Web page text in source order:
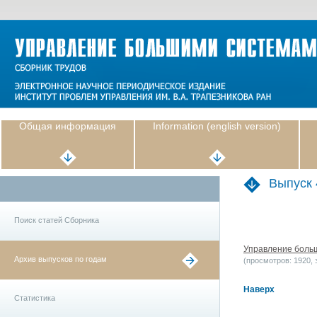
Общая информация Information (english version)
Поиск статей Сборника
Архив выпусков по годам
Статистика
Выпуск
Управление
(просмотров: 1920,
Наверх